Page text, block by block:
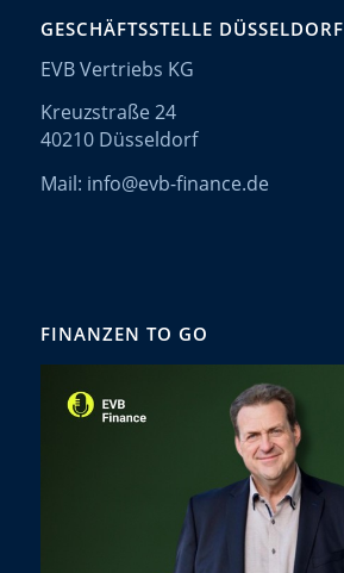
GESCHÄFTSSTELLE DÜSSELDORF
EVB Vertriebs KG
Kreuzstraße 24
40210 Düsseldorf
Mail: info@evb-finance.de
FINANZEN TO GO